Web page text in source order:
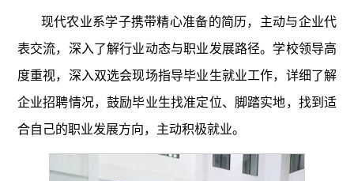
现代农业系学子携带精心准备的简历，主动与企业代
表交流，深入了解行业动态与职业发展路径。学校领导高
度重视，深入双选会现场指导毕业生就业工作，详细了解
企业招聘情况，鼓励毕业生找准定位、脚踏实地，找到适
合自己的职业发展方向，主动积极就业。